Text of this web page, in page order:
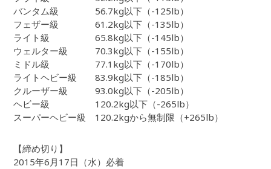
バンタム級 56.7kg以下（-125lb）
フェザー級 61.2kg以下（-135lb）
ライト級 65.8kg以下（-145lb）
ウェルター級 70.3kg以下（-155lb）
ミドル級 77.1kg以下（-170lb）
ライトヘビー級 83.9kg以下（-185lb）
クルーザー級 93.0kg以下（-205lb）
ヘビー級 120.2kg以下（-265lb）
スーパーヘビー級 120.2kgから無制限（+265lb）
【締め切り】
2015年6月17日（水）必着